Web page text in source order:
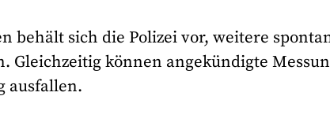
behält sich die Polizei vor, weitere
können angekündigte
ausfallen.